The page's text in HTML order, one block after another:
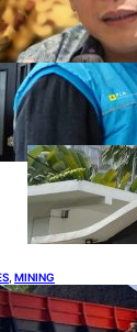
100 GW
ENERGY, HEADLINES
Ada 21.865
Gunakan
Services PLN
MINING
Sitaan,